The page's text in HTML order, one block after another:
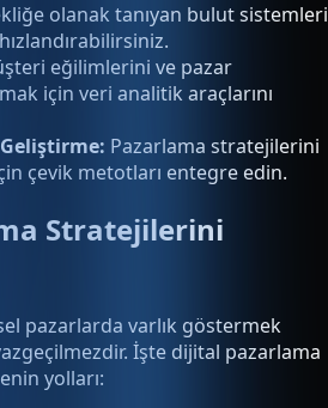
olanak tanıyan bulut sistemleri
eğilimlerini ve pazar
için veri analitik araçlarını
Pazarlama stratejilerini
çevik metotları entegre edin.
Stratejilerini
pazarlarda varlık göstermek
İşte dijital pazarlama
yolları: